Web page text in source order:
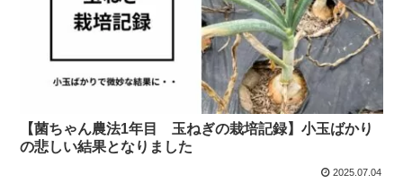
【菌ちゃん農法1年目 玉ねぎの栽培記録】小玉ばかり
の悲しい結果となりました
2025.07.04